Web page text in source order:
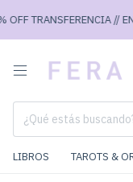
TRANSFERENCIA //
LIBROS TAROTS &